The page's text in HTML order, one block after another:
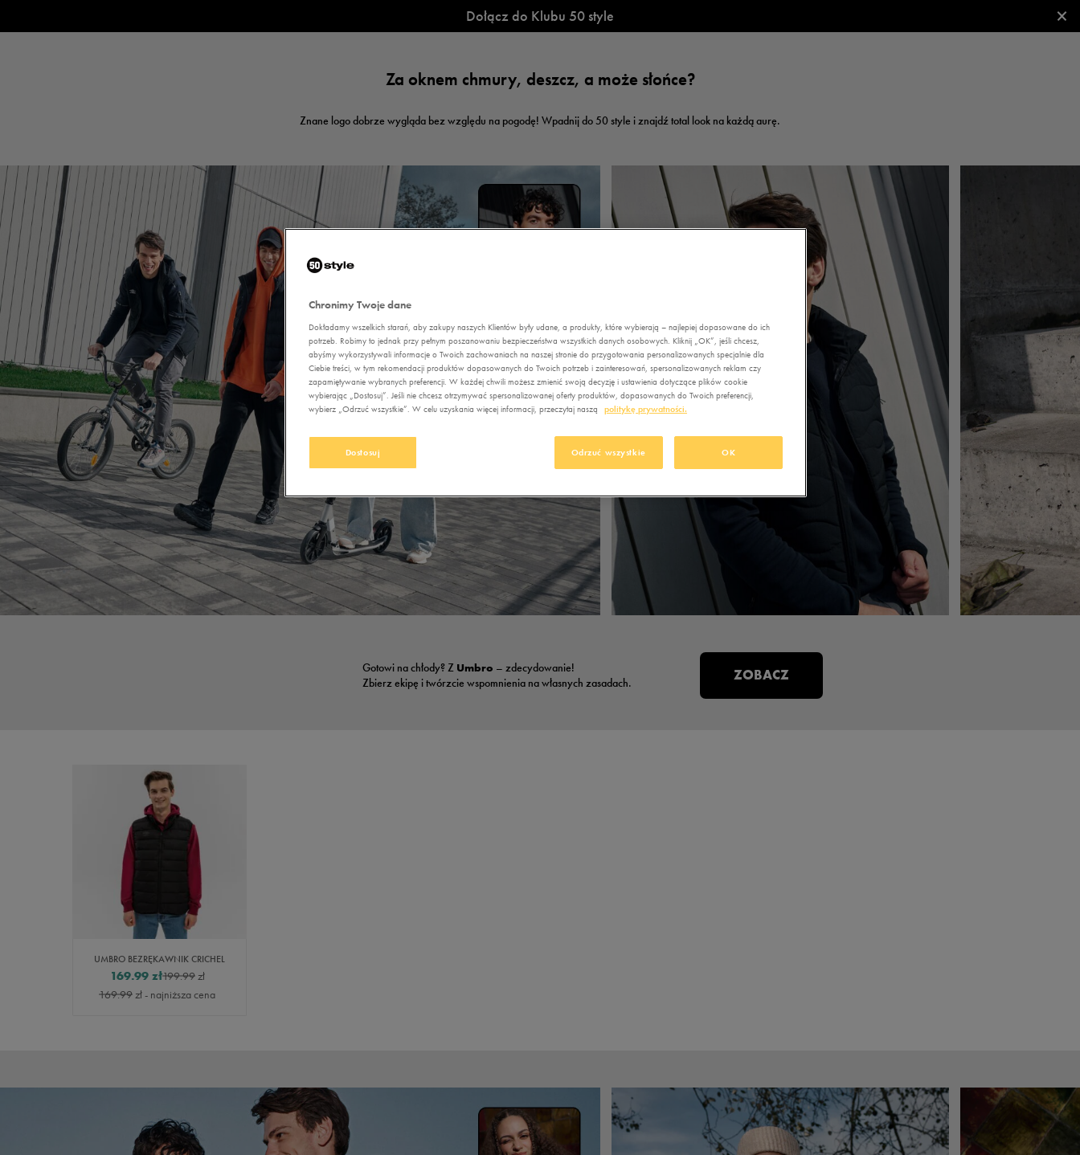
Dołącz do Klubu 50 style ×
Za oknem chmury, deszcz, a może słońce?
Znane logo dobrze wygląda bez względu na pogodę! Wpadnij do 50 style i znajdź total look na każdą aurę.
Gotowi na chłody? Z Umbro – zdecydowanie!
Zbierz ekipę i twórzcie wspomnienia na własnych zasadach.
ZOBACZ
UMBRO BEZRĘKAWNIK CRICHEL
199.99zł
169.99 zł
169.99zł- najniższa cena
Chronimy Twoje dane
Dokładamy wszelkich starań, aby zakupy naszych Klientów były udane, a produkty, które wybierają – najlepiej dopasowane do ich
potrzeb. Robimy to jednak przy pełnym poszanowaniu bezpieczeństwa wszystkich danych osobowych. Kliknij „OK”, jeśli chcesz,
abyśmy wykorzystywali informacje o Twoich zachowaniach na naszej stronie do przygotowania personalizowanych specjalnie dla
Ciebie treści, w tym rekomendacji produktów dopasowanych do Twoich potrzeb i zainteresowań, spersonalizowanych reklam czy
zapamiętywanie wybranych preferencji. W każdej chwili możesz zmienić swoją decyzję i ustawienia dotyczące plików cookie
wybierając „Dostosuj”. Jeśli nie chcesz otrzymywać spersonalizowanej oferty produktów, dopasowanych do Twoich preferencji,
wybierz „Odrzuć wszystkie”. W celu uzyskania więcej informacji, przeczytaj naszą
politykę prywatności.
Dostosuj Odrzuć wszystkie OK